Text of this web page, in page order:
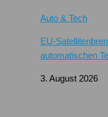
Auto & Tech
EU-
automatischen
3. August 2026